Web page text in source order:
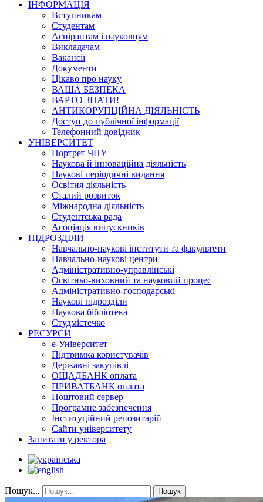
ІНФОРМАЦІЯ
Вступникам
Студентам
Аспірантам і науковцям
Викладачам
Вакансії
Документи
Цікаво про науку
ВАША БЕЗПЕКА
ВАРТО ЗНАТИ!
АНТИКОРУПЦІЙНА ДІЯЛЬНІСТЬ
Доступ до публічної інформації
Телефонний довідник
УНІВЕРСИТЕТ
Портрет ЧНУ
Наукова й інноваційна діяльність
Наукові періодичні видання
Освітня діяльність
Сталий розвиток
Міжнародна діяльність
Студентська рада
Асоціація випускників
ПІДРОЗДІЛИ
Навчально-наукові інститути та факультети
Навчально-наукові центри
Адміністративно-управлінські
Освітньо-виховний та науковий процес
Адміністративно-господарські
Наукові підрозділи
Наукова бібліотека
Студмістечко
РЕСУРСИ
е-Університет
Підтримка користувачів
Державні закупівлі
ОЩАДБАНК оплата
ПРИВАТБАНК оплата
Поштовий сервер
Програмне забезпечення
Інституційний репозитарій
Сайти університету
Запитати у ректора
Пошук... Пошук